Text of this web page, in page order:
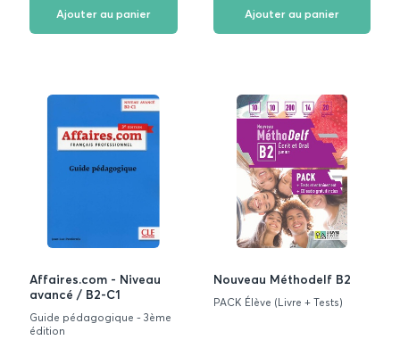
Ajouter au panier Ajouter au panier
Affaires.com - Niveau
avancé / B2-C1
Guide pédagogique - 3ème
édition
Nouveau Méthodelf B2
PACK Élève (Livre + Tests)